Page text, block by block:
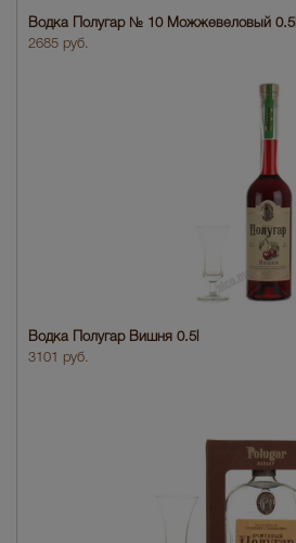
Водка Полугар № 10 Можжевеловый 0.5l
2685 руб.
Водка Полугар Вишня 0.5l
3101 руб.